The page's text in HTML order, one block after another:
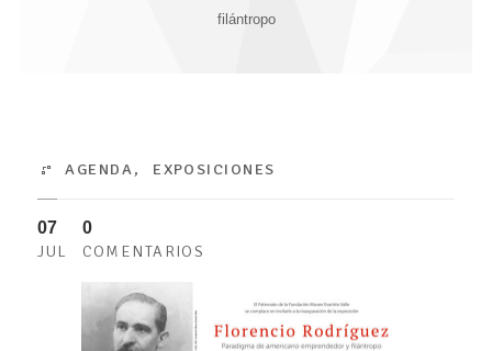
filántropo
AGENDA, EXPOSICIONES
07
JUL
0
COMENTARIOS